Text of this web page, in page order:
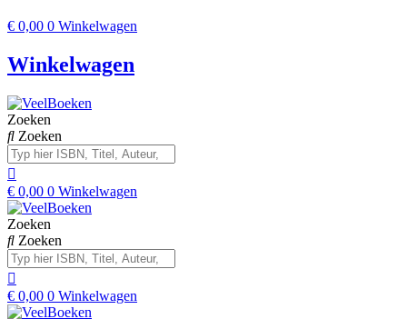
€ 0,00 0 Winkelwagen
Winkelwagen
Zoeken
Zoeken
€ 0,00 0 Winkelwagen
Zoeken
Zoeken
€ 0,00 0 Winkelwagen